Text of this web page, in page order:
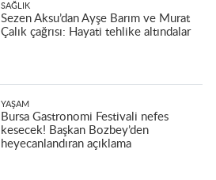
SAĞLIK
Sezen Aksu’dan Ayşe Barım ve Murat
Çalık çağrısı: Hayati tehlike altındalar
YAŞAM
Bursa Gastronomi Festivali nefes
kesecek! Başkan Bozbey’den
heyecanlandıran açıklama